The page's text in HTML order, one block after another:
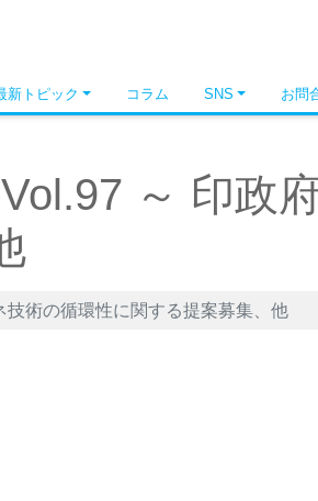
新トピック コラム SNS お問
～ 印政
術の循環性に関する提案募集、他